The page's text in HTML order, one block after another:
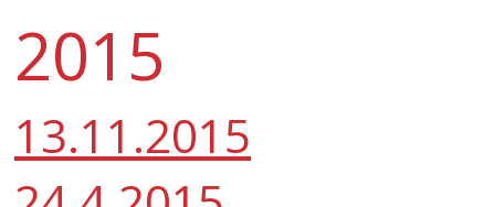
2015
13.11.2015